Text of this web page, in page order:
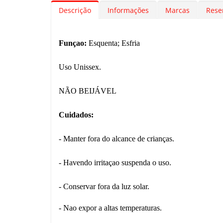
Descrição Informações Marcas
Funçao: Esquenta; Esfria
Uso Unissex.
NÃO BEIJÁVEL
Cuidados:
- Manter fora do alcance de crianças.
- Havendo irritaçao suspenda o uso.
- Conservar fora da luz solar.
- Nao expor a altas temperaturas.